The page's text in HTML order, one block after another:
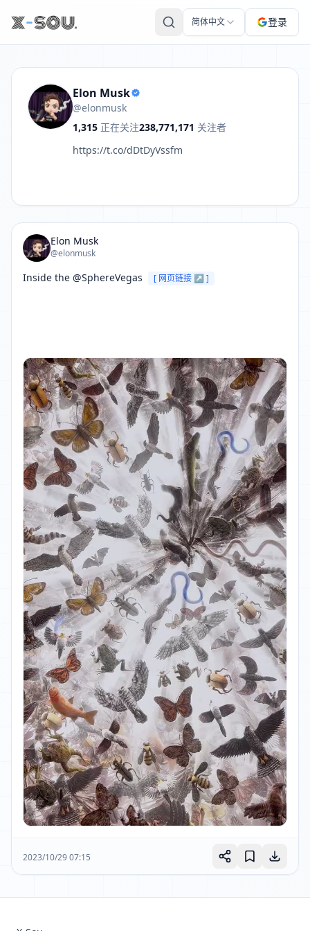
Elon Musk 的推文: Inside the ⁦@SphereVegas⁩ https://t.co/
简体中文 登录
Elon Musk
@elonmusk
1,315 正在关注238,771,171 关注者
https://t.co/dDtDyVssfm
Elon Musk
@elonmusk
Inside the ⁦@SphereVegas⁩ [ 网页链接 ↗ ]
2023/10/29 07:15